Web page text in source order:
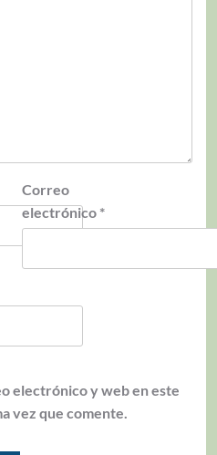
Correo
electrónico *
electrónico y web en este
vez que comente.